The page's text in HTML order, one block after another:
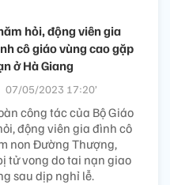
hỏi, động viên gia
cô giáo vùng cao gặp
ở Hà Giang
07/05/2023 17:20’
công tác của Bộ Giáo
động viên gia đình cô
non Đường Thượng,
tử vong do tai nạn giao
sau dịp nghỉ lễ.